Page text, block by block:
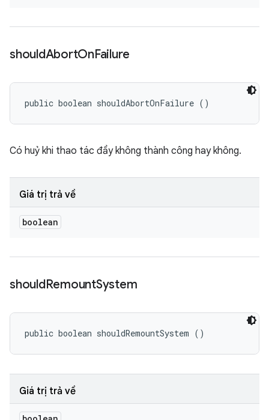
shouldAbortOnFailure
public boolean shouldAbortOnFailure ()
Có huỷ khi thao tác đẩy không thành công hay không.
Giá trị trả về
boolean
shouldRemountSystem
public boolean shouldRemountSystem ()
Giá trị trả về